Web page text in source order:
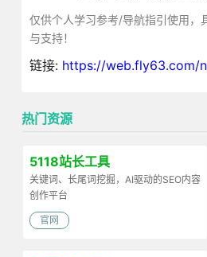
仅供个人学习参考/导航指引使用，
与支持！
链接: https://web.fly63.com/
热门资源
5118站长工具
关键词、长尾词挖掘，AI驱动的SEO内容
创作平台
官网